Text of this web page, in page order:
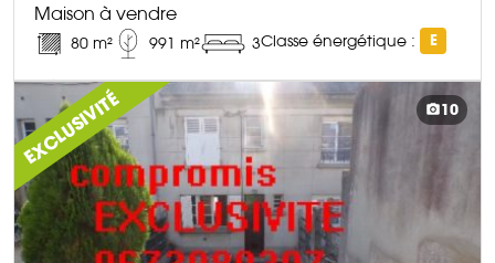
Maison à vendre
80 m² 991 m² 3Classe énergétique : E
DÉCOUVRIR CE BIEN
EXCLUSIVITÉ 10